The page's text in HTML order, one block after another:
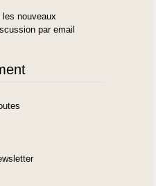
nouveaux
par email